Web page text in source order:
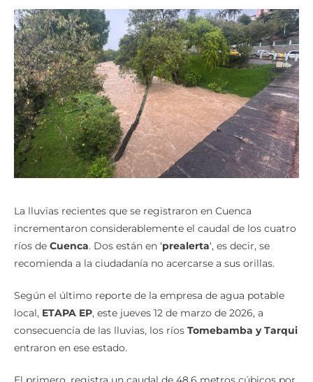
La lluvias recientes que se registraron en Cuenca
incrementaron considerablemente el caudal de los cuatro
ríos de Cuenca. Dos están en ‘prealerta‘, es decir, se
recomienda a la ciudadanía no acercarse a sus orillas.
Según el último reporte de la empresa de agua potable
local, ETAPA EP, este jueves 12 de marzo de 2026, a
consecuencia de las lluvias, los ríos Tomebamba y Tarqui
entraron en ese estado.